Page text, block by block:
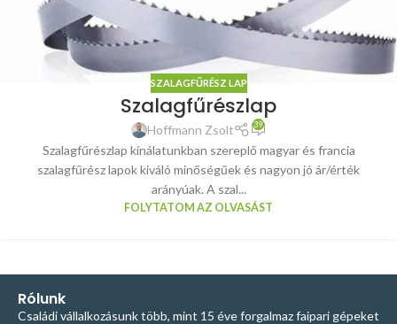
SZALAGFŰRÉSZ LAP
Szalagfűrészlap
Hoffmann Zsolt 39
Szalagfűrészlap kínálatunkban szereplő magyar és francia
szalagfűrész lapok kiváló minőségűek és nagyon jó ár/érték
arányúak. A szal...
FOLYTATOM AZ OLVASÁST
Rólunk
Családi vállalkozásunk több, mint 15 éve forgalmaz faipari gépeket